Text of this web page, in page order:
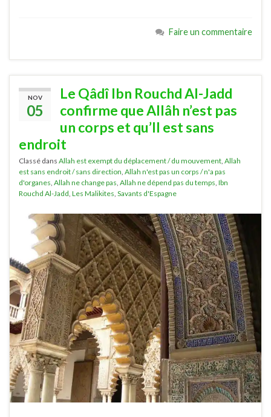
Faire un commentaire
NOV
05
Le Qâdî Ibn Rouchd Al-Jadd
confirme que Allâh n’est pas
un corps et qu’Il est sans
endroit
Classé dans Allah est exempt du déplacement / du mouvement Allah
est sans endroit / sans direction Allah n'est pas un corps / n'a pas
d'organes Allah ne change pas Allah ne dépend pas du temps Ibn
Rouchd Al-Jadd Les Malikites Savants d'Espagne